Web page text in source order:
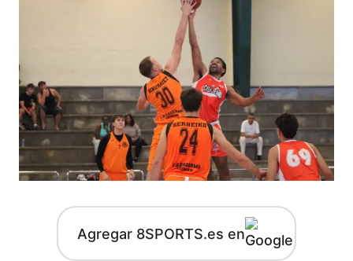
Agregar 8SPORTS.es en